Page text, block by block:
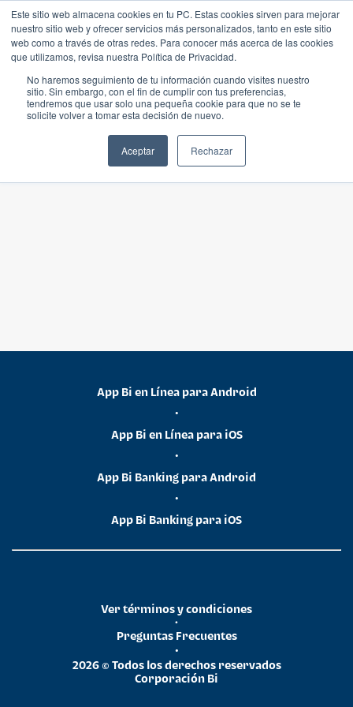
Este sitio web almacena cookies en tu PC. Estas cookies sirven para mejorar
nuestro sitio web y ofrecer servicios más personalizados, tanto en este sitio
web como a través de otras redes. Para conocer más acerca de las cookies
que utilizamos, revisa nuestra Política de Privacidad.
No haremos seguimiento de tu información cuando visites nuestro
sitio. Sin embargo, con el fin de cumplir con tus preferencias,
tendremos que usar solo una pequeña cookie para que no se te
solicite volver a tomar esta decisión de nuevo.
Aceptar Rechazar
App Bi en Línea para Android
•
App Bi en Línea para iOS
•
App Bi Banking para Android
•
App Bi Banking para iOS
2026 © Todos los derechos reservados
Corporación Bi
•
Preguntas Frecuentes
•
Ver términos y condiciones